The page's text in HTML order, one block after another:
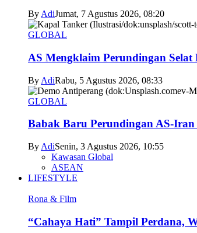
By AdiJumat, 7 Agustus 2026, 08:20
GLOBAL
AS Mengklaim Perundingan
By AdiRabu, 5 Agustus 2026, 08:33
GLOBAL
Babak Baru Perundingan AS-
By AdiSenin, 3 Agustus 2026, 10:55
Kawasan Global
ASEAN
LIFESTYLE
Rona & Film
“Cahaya Hati” Tampil Perdana,